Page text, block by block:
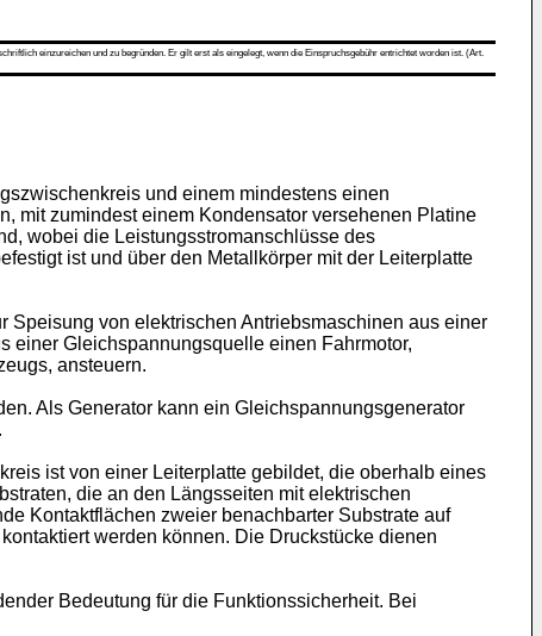
einzureichen und zu begründen. Er gilt erst als eingelegt, wenn die Einspruchsgebühr entrichtet worden ist. (Art.
und einem mindestens einen
mit zumindest einem Kondensator versehenen Platine
wobei die Leistungsstromanschlüsse des
ist und über den Metallkörper mit der Leiterplatte
Speisung von elektrischen Antriebsmaschinen aus einer
einer Gleichspannungsquelle einen Fahrmotor,
ansteuern.
Als Generator kann ein Gleichspannungsgenerator
ist von einer Leiterplatte gebildet, die oberhalb eines
die an den Längsseiten mit elektrischen
Kontaktflächen zweier benachbarter Substrate auf
werden können. Die Druckstücke dienen
Bedeutung für die Funktionssicherheit. Bei